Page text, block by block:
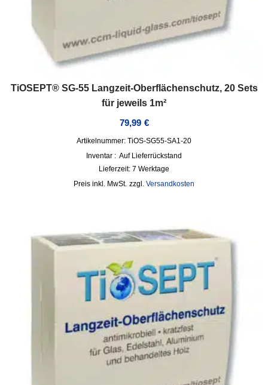
TiOSEPT® SG-55 Langzeit-Oberflächenschutz, 20 Sets
für jeweils 1m²
79,99 €
Artikelnummer: TiOS-SG55-SA1-20
Inventar : Auf Lieferrückstand
Lieferzeit: 7 Werktage
inkl. MwSt. zzgl. Versandkosten